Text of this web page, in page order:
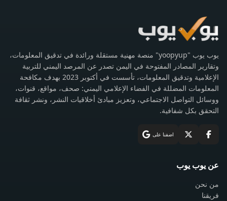
يوب يوب "yoopyup" منصة مهنية مستقلة ورائدة في تدقيق المعلومات،
وتقارير المصادر المفتوحة في اليمن تصدر عن المرصد اليمني للتربية
الإعلامية وتدقيق المعلومات، تأسست في أكتوبر 2023 بهدف مكافحة
المعلومات المضللة في الفضاء الإعلامي اليمني: صحف، مواقع، قنوات،
ووسائل التواصل الاجتماعي، وتعزيز مبادئ أخلاقيات النشر، ونشر ثقافة
التحقق بكل شفافية.
اضفنا على
عن يوب يوب
من نحن
فريقنا